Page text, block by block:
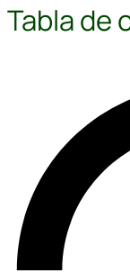
Tabla de